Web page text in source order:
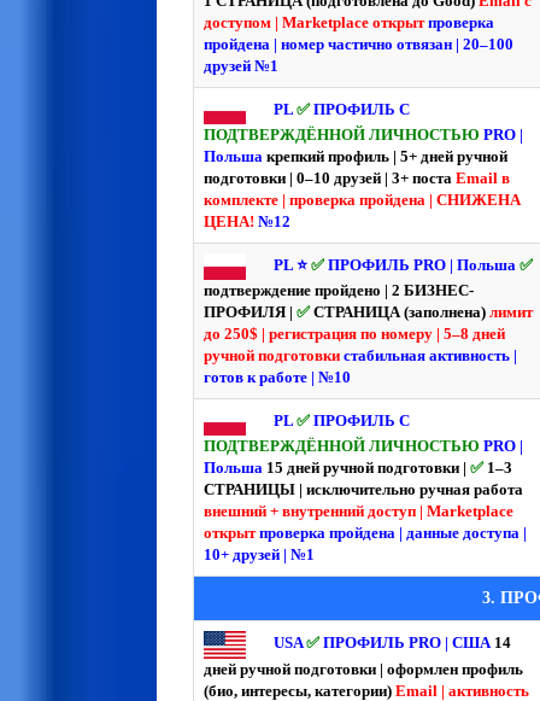
доступом | Marketplace открыт проверка
пройдена | номер частично отвязан | 20–100
друзей №1
PL ✅ ПРОФИЛЬ С
ПОДТВЕРЖДЁННОЙ ЛИЧНОСТЬЮ PRO |
Польша крепкий профиль | 5+ дней ручной
подготовки | 0–10 друзей | 3+ поста Email в
комплекте | проверка пройдена | СНИЖЕНА
ЦЕНА! №12
PL ⭐️ ✅ ПРОФИЛЬ PRO | Польша ✅
подтверждение пройдено | 2 БИЗНЕС-
ПРОФИЛЯ | ✅ СТРАНИЦА (заполнена) лимит
до 250$ | регистрация по номеру | 5–8 дней
ручной подготовки стабильная активность |
готов к работе | №10
PL ✅ ПРОФИЛЬ С
ПОДТВЕРЖДЁННОЙ ЛИЧНОСТЬЮ PRO |
Польша 15 дней ручной подготовки | ✅ 1–3
СТРАНИЦЫ | исключительно ручная работа
внешний + внутренний доступ | Marketplace
открытпроверка пройдена | данные доступа |
10+ друзей | №1
3.
USA✅ ПРОФИЛЬ PRO | США 14
дней ручной подготовки | оформлен профиль
(био, интересы, категории) Email | активность